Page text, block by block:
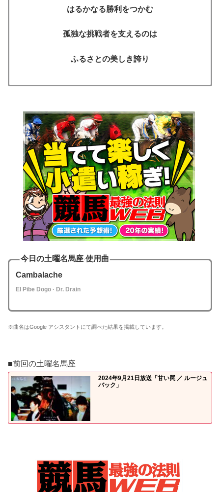
はるかなる勝利をつかむ
孤独な挑戦者を支えるのは
ふるさとの美しき誇り
今日の土曜名馬座 使用曲
Cambalache
El Pibe Dogo · Dr. Drain
※曲名はGoogle アシスタントにて調べた結果を掲載しています。
■前回の土曜名馬座
2024年9月21日放送「甘い罠 ／ ルージュ
バック」